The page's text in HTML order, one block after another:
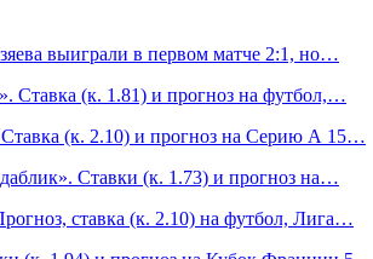
выиграли в первом матче 2:1, но…
Ставка (к. 1.81) и прогноз на футбол,…
(к. 2.10) и прогноз на Серию А 15…
Ставки (к. 1.73) и прогноз на…
ставка (к. 2.10) на футбол, Лига…